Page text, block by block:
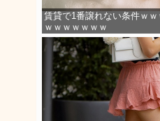
賃貸で1番譲れない条件ｗ
ｗｗｗｗｗｗｗ